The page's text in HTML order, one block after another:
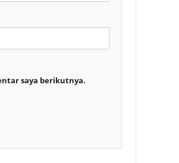
saya berikutnya.